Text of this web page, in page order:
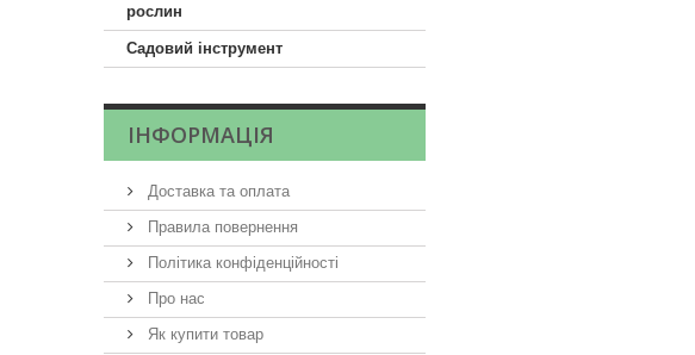
рослин
Садовий інструмент
ІНФОРМАЦІЯ
Доставка та оплата
Правила повернення
Політика конфіденційності
Про нас
Як купити товар